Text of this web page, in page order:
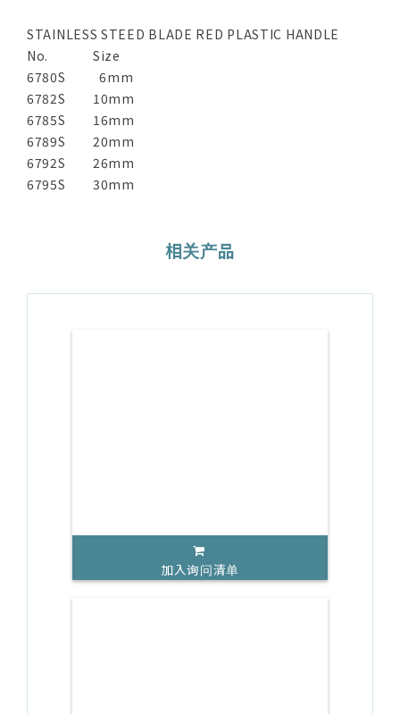
STAINLESS STEED BLADE RED PLASTIC HANDLE
No.
Size
6780S
6mm
6782S
10mm
6785S
16mm
6789S
20mm
6792S
26mm
6795S
30mm
相关产品
加入询问清单